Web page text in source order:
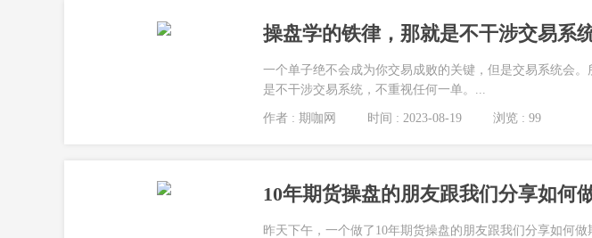
操盘学的铁律，那就是不干涉交易系
一个单子绝不会成为你交易成败的关键，但是交易系统会
是不干涉交易系统，不重视任何一单。...
作者 : 期咖网 时间 : 2023-08-19 浏览 : 99
10年期货操盘的朋友跟我们分享如何
昨天下午，一个做了10年期货操盘的朋友跟我们分享如何